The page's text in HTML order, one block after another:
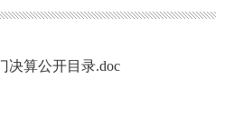
决算公开目录.doc